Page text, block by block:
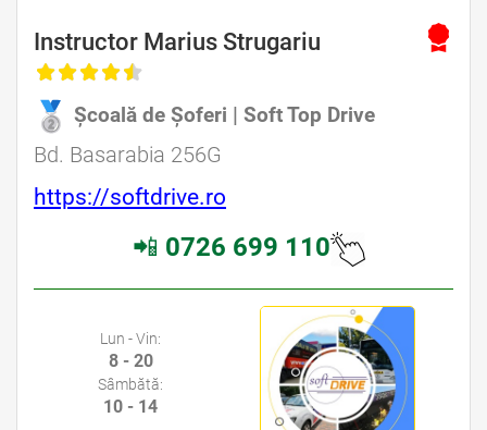
Instructor Marius Strugariu
Școală de Șoferi | Soft Top Drive
Bd. Basarabia 256G
https://softdrive.ro
📲 0726 699 110
Lun - Vin:
8 - 20
Sâmbătă:
10 - 14